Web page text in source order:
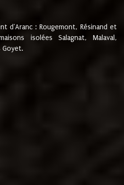
d'Aranc : Rougemont, Résinand et
isolées Salagnat, Malaval,
Goyet.